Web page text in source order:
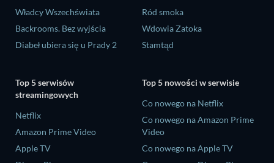
Władcy Wszechświata
Backrooms. Bez wyjścia
Diabeł ubiera się u Prady 2
Ród smoka
Wdowia Zatoka
Stamtąd
Top 5 serwisów
streamingowych
Netflix
Amazon Prime Video
Apple TV
Top 5 nowości w serwisie
Co nowego na Netflix
Co nowego na Amazon Prime
Video
Co nowego na Apple TV